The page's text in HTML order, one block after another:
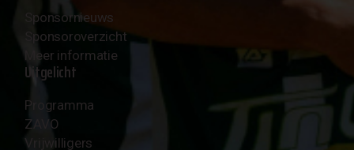
Sponsornieuws
Sponsoroverzicht
Meer informatie
Uitgelicht
Programma
ZAVO
Vrijwilligers